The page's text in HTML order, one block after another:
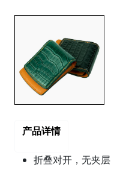
产品详情
折叠对开，无夹层